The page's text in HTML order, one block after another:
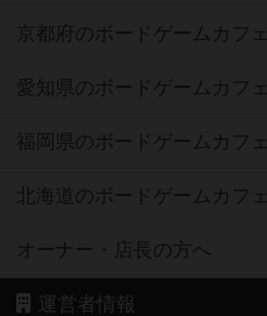
京都府のボードゲームカフェ
愛知県のボードゲームカフェ
福岡県のボードゲームカフェ
北海道のボードゲームカフェ
オーナー・店長の方へ
運営者情報